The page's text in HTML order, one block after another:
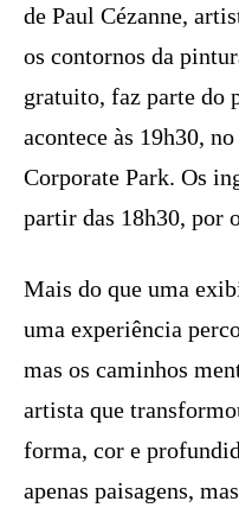
de Paul Cézanne,
os contornos da
gratuito, faz parte do
acontece às 19h30,
Corporate Park. Os
partir das 18h30, por
Mais do que uma
uma experiência
mas os caminhos
artista que
forma, cor e
apenas paisagens,